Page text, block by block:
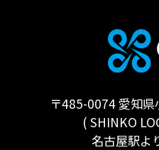
〒485-0074 愛知
( SHINKO
名古屋駅よ